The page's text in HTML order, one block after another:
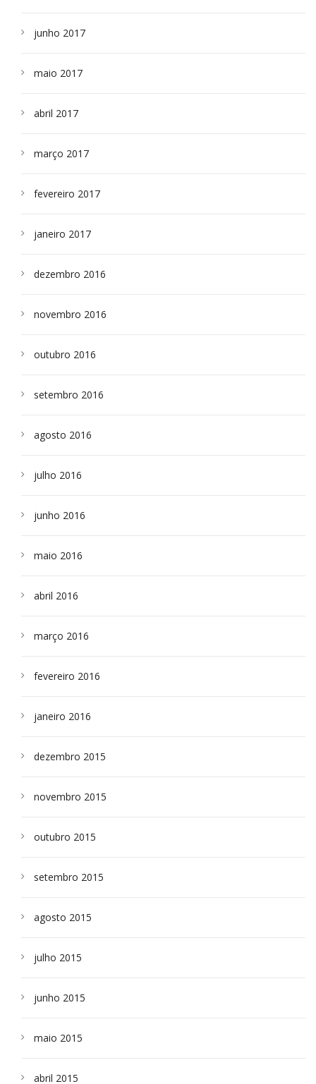
junho 2017
maio 2017
abril 2017
março 2017
fevereiro 2017
janeiro 2017
dezembro 2016
novembro 2016
outubro 2016
setembro 2016
agosto 2016
julho 2016
junho 2016
maio 2016
abril 2016
março 2016
fevereiro 2016
janeiro 2016
dezembro 2015
novembro 2015
outubro 2015
setembro 2015
agosto 2015
julho 2015
junho 2015
maio 2015
abril 2015